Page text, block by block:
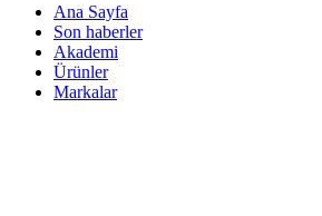
Ana Sayfa
Son haberler
Akademi
Ürünler
Markalar